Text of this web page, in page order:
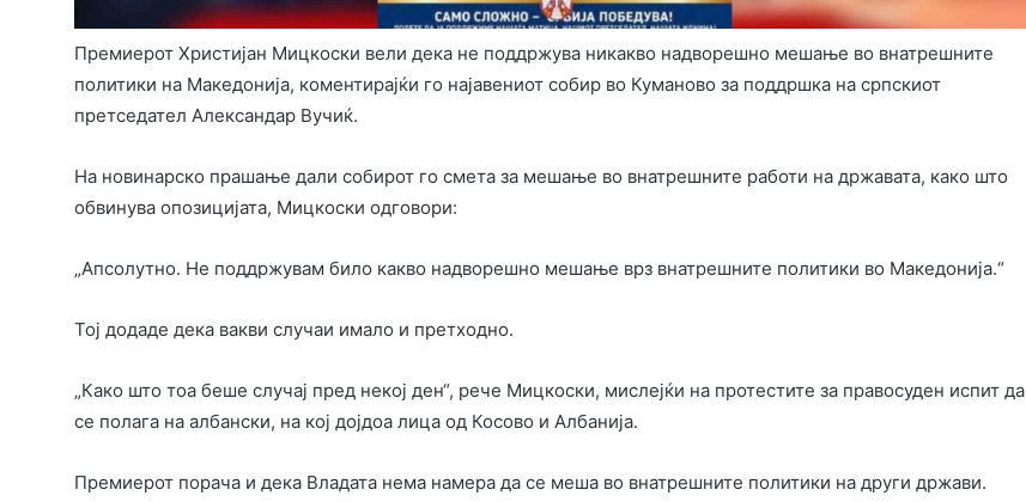
Премиерот Христијан Мицкоски вели дека не поддржува никакво надворешно мешање во внатрешните
политики на Македонија, коментирајќи го најавениот собир во Куманово за поддршка на српскиот
претседател Александар Вучиќ.
На новинарско прашање дали собирот го смета за мешање во внатрешните работи на државата, како што
обвинува опозицијата, Мицкоски одговори:
„Апсолутно. Не поддржувам било какво надворешно мешање врз внатрешните политики во Македонија.“
Тој додаде дека вакви случаи имало и претходно.
„Како што тоа беше случај пред некој ден“, рече Мицкоски, мислејќи на протестите за правосуден испит да
се полага на албански, на кој дојдоа лица од Косово и Албанија.
Премиерот порача и дека Владата нема намера да се меша во внатрешните политики на други држави.